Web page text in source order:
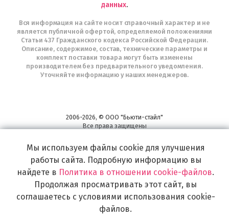
данных.
Вся информация на сайте носит справочный характер и не
является публичной офертой, определяемой положениями
Статьи 437 Гражданского кодекса Российской Федерации.
Описание, содержимое, состав, технические параметры и
комплект поставки товара могут быть изменены
производителем без предварительного уведомления.
Уточняйте информацию у наших менеджеров.
2006-2026, © ООО "Бьюти-стайл"
Все права защищены
Широкий выбор инструментов, аксессуаров и принадлежностей для
воплощения
самых изысканных и необычных идей по созданию Вашего образа и стиля.
Мы используем файлы cookie для улучшения
работы сайта. Подробную информацию вы
найдете в Политика в отношении cookie-файлов.
Продолжая просматривать этот сайт, вы
соглашаетесь с условиями использования cookie-
файлов.